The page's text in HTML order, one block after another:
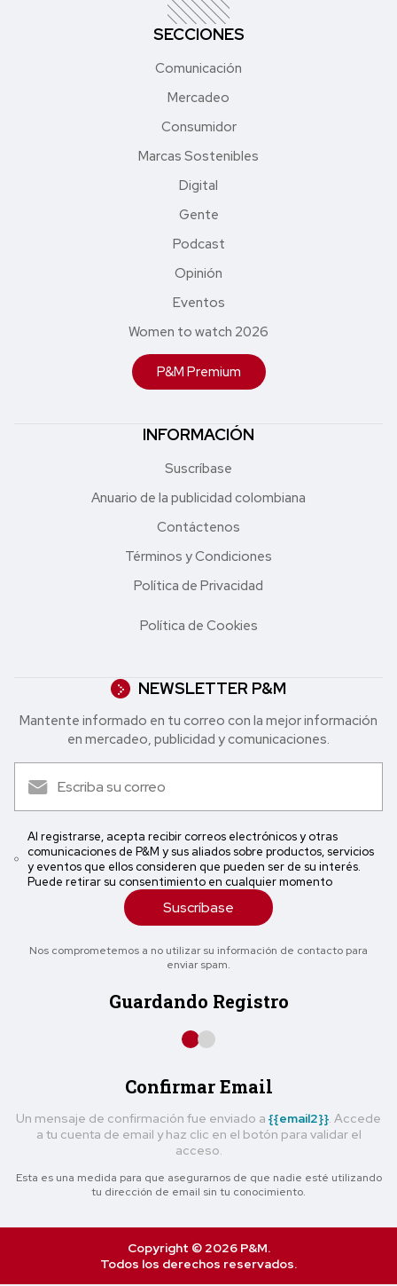
SECCIONES
Comunicación
Mercadeo
Consumidor
Marcas Sostenibles
Digital
Gente
Podcast
Opinión
Eventos
Women to watch 2026
P&M Premium
INFORMACIÓN
Suscríbase
Anuario de la publicidad colombiana
Contáctenos
Términos y Condiciones
Política de Privacidad
Política de Cookies
NEWSLETTER P&M
Mantente informado en tu correo con la mejor in formación
en mercadeo, publicidad y comunicaciones.
Al registrarse, acepta recibir correos electrónicos y otras
comunicaciones de P&M y sus aliados sobre productos, servicios
y eventos que ellos consideren que pueden ser de su interés.
Puede retirar su consentimiento en cualquier momento
Suscríbase
Nos comprometemos a no utilizar su información de contacto para
enviar spam.
Guardando Registro
Confirmar Email
Un mensaje de confirmación fue enviado a {{email2}}. Accede
a tu cuenta de email y haz clic en el botón para validar el
acceso.
Esta es una medida para que asegurarnos de que nadie esté utilizando
tu dirección de email sin tu conocimiento.
Copyright © 2026 P&M.
Todos los derechos reservados.